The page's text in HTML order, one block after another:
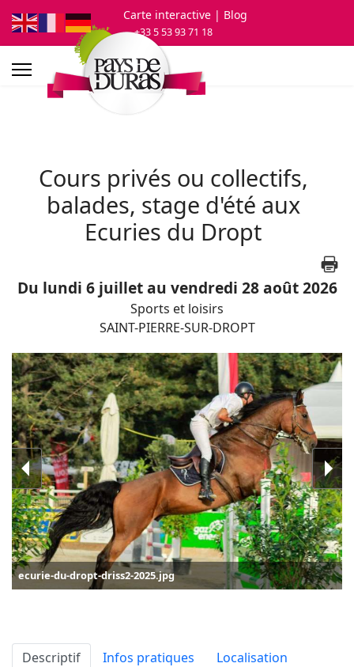
Carte interactive| Blog
+33 5 53 93 71 18
Cours privés ou collectifs,
balades, stage d'été aux
Ecuries du Dropt
Du lundi 6 juillet au vendredi 28 août 2026
Sports et loisirs
SAINT-PIERRE-SUR-DROPT
ecurie-du-dropt-driss2-2025.jpg
Descriptif Infos pratiques
Localisation